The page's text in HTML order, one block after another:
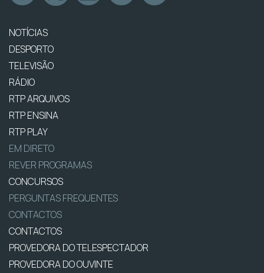
NOTÍCIAS
DESPORTO
TELEVISÃO
RÁDIO
RTP ARQUIVOS
RTP ENSINA
RTP PLAY
EM DIRETO
REVER PROGRAMAS
CONCURSOS
PERGUNTAS FREQUENTES
CONTACTOS
CONTACTOS
PROVEDORA DO TELESPECTADOR
PROVEDORA DO OUVINTE